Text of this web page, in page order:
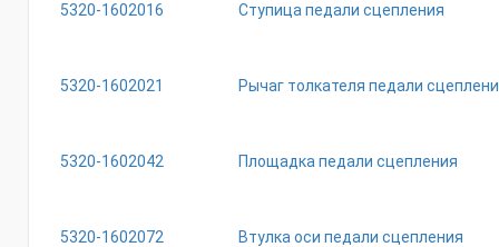
5320-1602016 Ступица педали сцепления
5320-1602021 Рычаг толкателя педали
5320-1602042 Площадка педали сцепления
5320-1602072 Втулка оси педали сцепления